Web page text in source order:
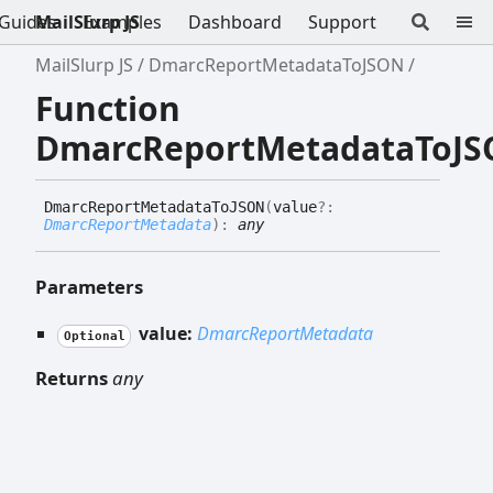
Examples Dashboard Support
MailSlurp JS
MailSlurp JS
DmarcReportMetadataToJSON
Function
DmarcReportMetadataToJSON(value?:
DmarcReportMetadata) : any
Parameters
Optional value: DmarcReportMetadata
Returnsany